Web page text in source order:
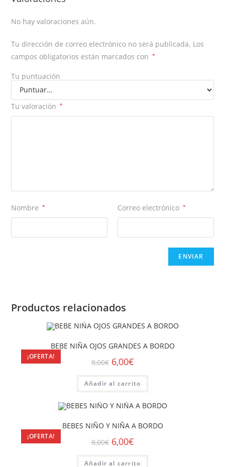
No hay valoraciones aún.
Tu dirección de correo electrónico no será publicada. Los
campos obligatorios están marcados con
*
Tu puntuación
Tu valoración *
Nombre * Correo electrónico *
Productos relacionados
¡OFERTA!
BEBE NIÑA OJOS GRANDES A BORDO
8,00€ 6,00€
Añadir al carrito
¡OFERTA!
BEBES NIÑO Y NIÑA A BORDO
8,00€ 6,00€
Añadir al carrito